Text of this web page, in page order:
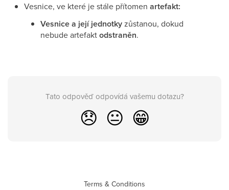
Vesnice, ve které je stále přítomen artefakt:
Vesnice a její jednotkyzůstanou, dokud
nebude artefaktodstraněn.
Tato odpověď odpovídá vašemu dotazu?
😞 😐 😁
Terms & Conditions